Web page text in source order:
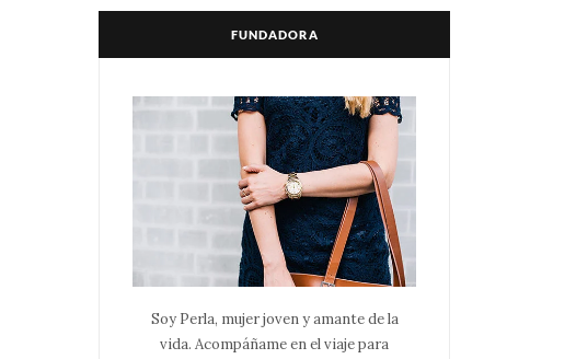
FUNDADORA
Soy Perla, mujer joven y amante de la
vida. Acompáñame en el viaje para